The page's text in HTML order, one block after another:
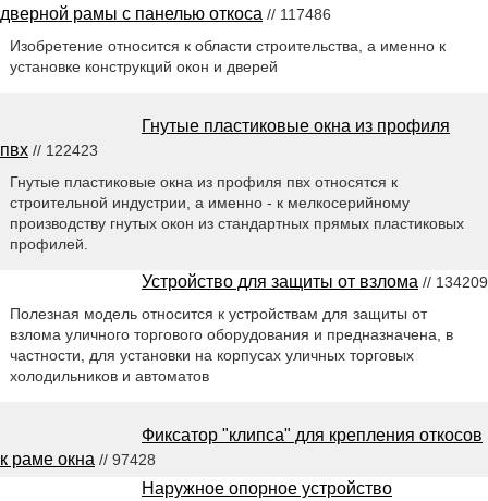
дверной рамы с панелью откоса // 117486
Изобретение относится к области строительства, а именно к
установке конструкций окон и дверей
Гнутые пластиковые окна из профиля
пвх // 122423
Гнутые пластиковые окна из профиля пвх относятся к
строительной индустрии, а именно - к мелкосерийному
производству гнутых окон из стандартных прямых пластиковых
профилей.
Устройство для защиты от взлома // 134209
Полезная модель относится к устройствам для защиты от
взлома уличного торгового оборудования и предназначена, в
частности, для установки на корпусах уличных торговых
холодильников и автоматов
Фиксатор "клипса" для крепления откосов
к раме окна // 97428
Наружное опорное устройство